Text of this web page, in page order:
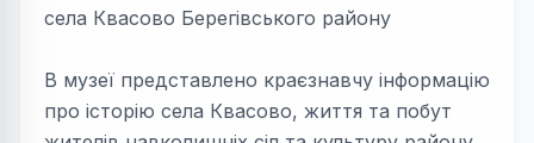
села Квасово Берегівського району
В музеї представлено краєзнавчу інформацію
про історію села Квасово, життя та побут